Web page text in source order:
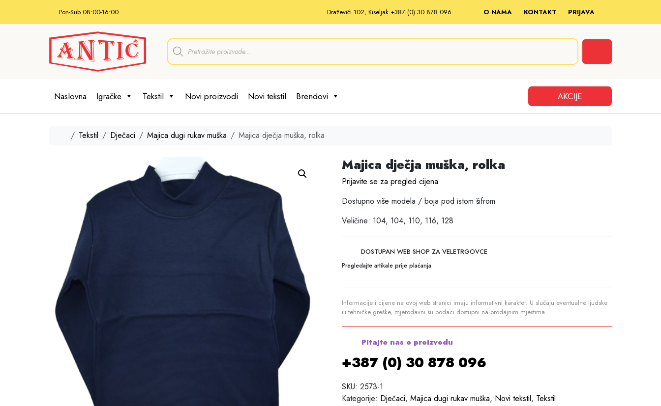
Pon-Sub 08:00-16:00 Draževići 102, Kiseljak +387 (0) 30 878 096 O NAMA KONTAKT PRIJAVA
P
d
s
e
c
Naslovna Igračke Tekstil Novi proizvodi Novi tekstil AKCIJE
Brendovi
HomeTekstil Dječaci Majica dugi rukav muška Majica dječja muška, rolka
Majica dječja muška, rolka
Prijavite se za pregled cijena
Dostupno više modela / boja pod istom šifrom
Veličine: 104, 104, 110, 116, 128
DOSTUPAN WEB SHOP ZA VELETRGOVCE
Pregledajte artikale prije plaćanja
Informacije i cijene na ovoj web stranici imaju informativni karakter. U slučaju eventualne ljudske
ili tehničke greške, mjerodavni su podaci dostupni na prodajnim mjestima
Pitajte nas o proizvodu
+387 (0) 30 878 096
SKU: 2573-1
Kategorije: Dječaci, Majica dugi rukav muška, Novi tekstil, Tekstil